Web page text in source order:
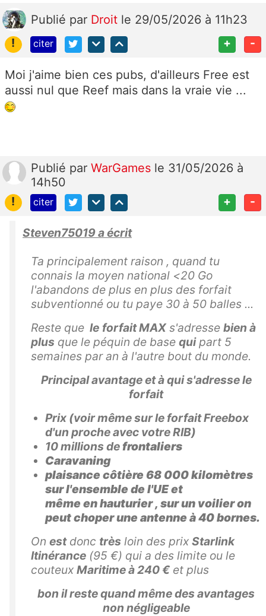
Publié par Droit le 29/05/2026 à 11h23
!
citer + -
Moi j'aime bien ces pubs, d'ailleurs Free est
aussi nul que Reef mais dans la vraie vie ...
Publié par WarGames le 31/05/2026 à
14h50
!
citer + -
Steven75019 a écrit
Ta principalement raison , quand tu
connais la moyen national <20 Go
l'abandons de plus en plus des forfait
subventionné ou tu paye 30 à 50 balles ...
Reste que le forfait MAXs'adresse bien à
plus que le péquin de base quipart 5
semaines par an à l'autre bout du monde.
Principal avantage et à qui s'adresse le
forfait
Prix (voir même sur le forfait Freebox
d'un proche avec votre RIB)
10 millions defrontaliers
Caravaning
plaisance côtière 68 000 kilomètres
sur l'ensemble de l'UE et
même en hauturier , sur un voilier on
peut choper une antenne à 40 bornes.
On estdonc très loin des prix Starlink
Itinérance (95 €) qui a des limite ou le
couteux Maritime à 240 € et plus
bon il reste quand même des avantages
non négligeable